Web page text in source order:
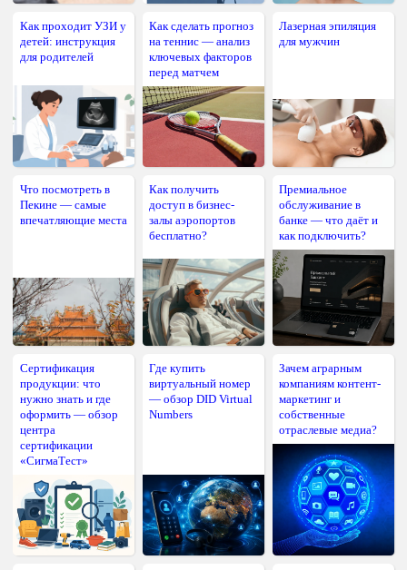
Как проходит УЗИ у
детей: инструкция
для родителей
Как сделать прогноз
на теннис — анализ
ключевых факторов
перед матчем
Лазерная эпиляция
для мужчин
Что посмотреть в
Пекине — самые
впечатляющие места
Как получить
доступ в бизнес-
залы аэропортов
бесплатно?
Премиальное
обслуживание в
банке — что даёт и
как подключить?
Сертификация
продукции: что
нужно знать и где
оформить — обзор
центра
сертификации
«СигмаТест»
Где купить
виртуальный номер
— обзор DID Virtual
Numbers
Зачем аграрным
компаниям контент-
маркетинг и
собственные
отраслевые медиа?